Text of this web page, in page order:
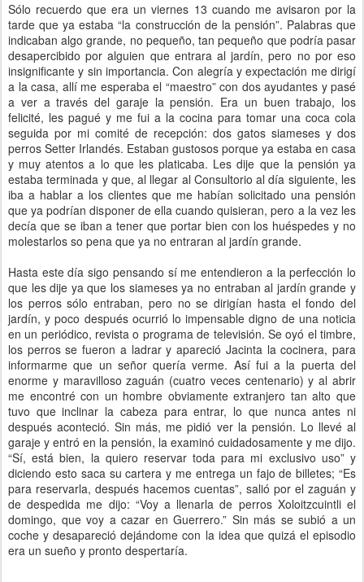
Sólo recuerdo que era un viernes 13 cuando me avisaron por la
tarde que ya estaba “la construcción de la pensión”. Palabras que
indicaban algo grande, no pequeño, tan pequeño que podría pasar
desapercibido por alguien que entrara al jardín, pero no por eso
insignificante y sin importancia. Con alegría y expectación me dirigí
a la casa, allí me esperaba el “maestro” con dos ayudantes y pasé
a ver a través del garaje la pensión. Era un buen trabajo, los
felicité, les pagué y me fui a la cocina para tomar una coca cola
seguida por mi comité de recepción: dos gatos siameses y dos
perros Setter Irlandés. Estaban gustosos porque ya estaba en casa
y muy atentos a lo que les platicaba. Les dije que la pensión ya
estaba terminada y que, al llegar al Consultorio al día siguiente, les
iba a hablar a los clientes que me habían solicitado una pensión
que ya podrían disponer de ella cuando quisieran, pero a la vez les
decía que se iban a tener que portar bien con los huéspedes y no
molestarlos so pena que ya no entraran al jardín grande.
Hasta este día sigo pensando sí me entendieron a la perfección lo
que les dije ya que los siameses ya no entraban al jardín grande y
los perros sólo entraban, pero no se dirigían hasta el fondo del
jardín, y poco después ocurrió lo impensable digno de una noticia
en un periódico, revista o programa de televisión. Se oyó el timbre,
los perros se fueron a ladrar y apareció Jacinta la cocinera, para
informarme que un señor quería verme. Así fui a la puerta del
enorme y maravilloso zaguán (cuatro veces centenario) y al abrir
me encontré con un hombre obviamente extranjero tan alto que
tuvo que inclinar la cabeza para entrar, lo que nunca antes ni
después aconteció. Sin más, me pidió ver la pensión. Lo llevé al
garaje y entró en la pensión, la examinó cuidadosamente y me dijo.
“Sí, está bien, la quiero reservar toda para mi exclusivo uso” y
diciendo esto saca su cartera y me entrega un fajo de billetes; “Es
para reservarla, después hacemos cuentas”, salió por el zaguán y
de despedida me dijo: “Voy a llenarla de perros Xoloitzcuintli el
domingo, que voy a cazar en Guerrero.” Sin más se subió a un
coche y desapareció dejándome con la idea que quizá el episodio
era un sueño y pronto despertaría.